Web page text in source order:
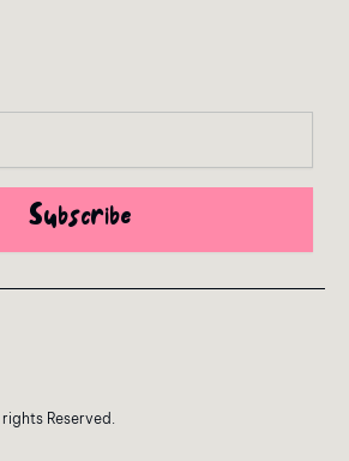
Subscribe
Reserved.